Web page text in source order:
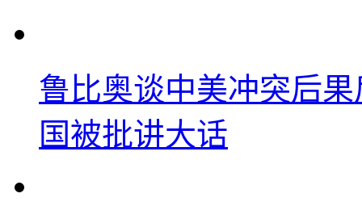
鲁比奥谈中美冲突后
国被批讲大话